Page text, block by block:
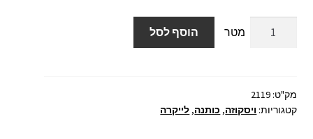
ויסקוזה
לייקרה
הוסף לסל
מק"ט: 2119
קטגוריות: ויסקוזה, כותנה, לייקרה